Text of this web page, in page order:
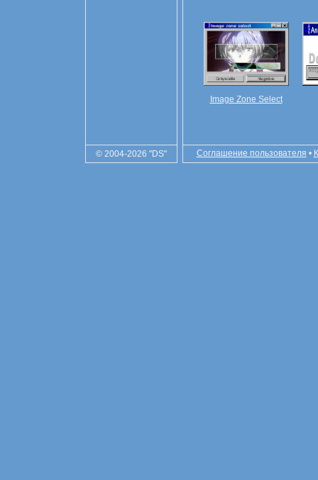
Image Zone Select
© 2004-2026 "DS" Соглашение пользователя •